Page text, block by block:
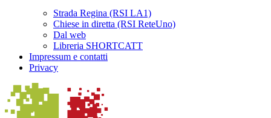
Strada Regina (RSI LA1)
Chiese in diretta (RSI ReteUno)
Dal web
Libreria SHORTCATT
Impressum e contatti
Privacy